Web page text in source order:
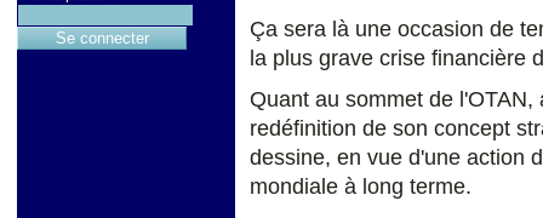
Ça sera là une occasion de
la plus grave crise financière
Quant au sommet de
redéfinition de son concept
dessine, en vue d'une action
mondiale à long terme.